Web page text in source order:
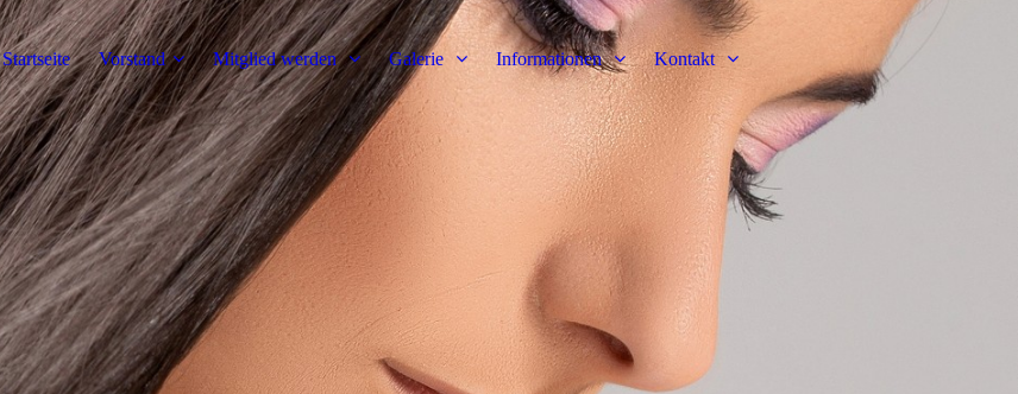
Startseite Vorstand Mitglied werden Galerie Informationen Kontakt